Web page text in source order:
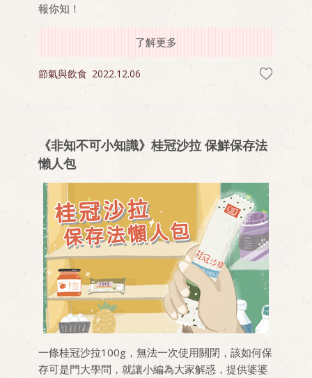
報你知！
了解更多
節氣與飲食 2022.12.06
《非知不可小知識》桂冠沙拉 保鮮保存法
懶人包
一條桂冠沙拉100g，無法一次使用關閉，該如何保
存可是門大學問，就讓小編為大家解惑，提供婆婆